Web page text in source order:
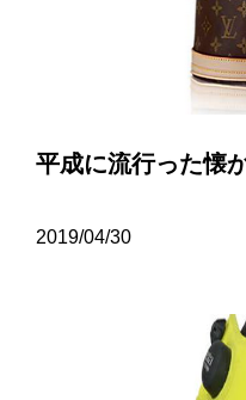
平成に流行った懐
2019/04/30